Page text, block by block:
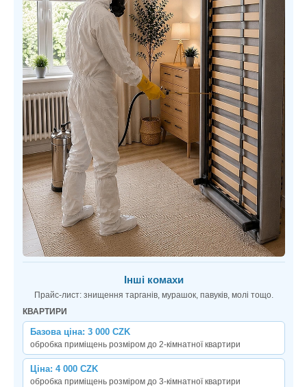
Інші комахи
Прайс-лист: знищення тарганів, мурашок, павуків, молі тощо.
КВАРТИРИ
Базова ціна: 3 000 CZK
обробка приміщень розміром до 2-кімнатної квартири
Ціна: 4 000 CZK
обробка приміщень розміром до 3-кімнатної квартири